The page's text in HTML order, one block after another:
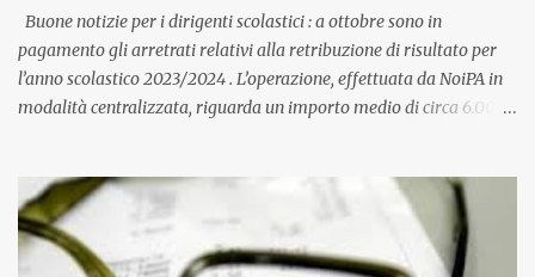
aggiornata periodicamente in base al cost...
Buone notizie per i dirigenti scolastici : a ottobre sono in
pagamento gli arretrati relativi alla retribuzione di risultato per
l’anno scolastico 2023/2024 . L’operazione, effettuata da NoiPA in
modalità centralizzata, riguarda un importo medio di circa 6.000
ordinaria di ottobre . Cos’è la retribuzione di risultato La
retribuzione di risultato rappresenta la parte variabile dello
stipendio dei dirigenti scolastici. Viene corrisposta per valorizzare